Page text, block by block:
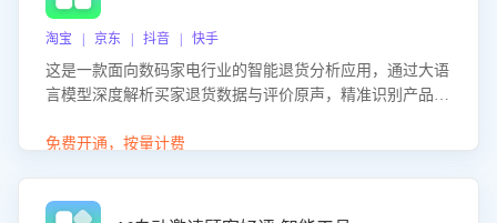
淘宝 | 京东 | 抖音 | 快手
这是一款面向数码家电行业的智能退货分析应用，通过大语
言模型深度解析买家退货数据与评价原声，精准识别产品质
改进建议，通过挖掘用户痛点驱动产品迭代，从根本上降低
免费开通，按量计费